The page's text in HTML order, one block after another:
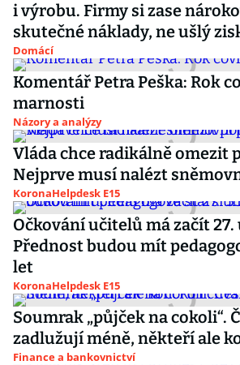
i výrobu. Firmy si zase
skutečné náklady, ne ušlý
Domácí
Komentář Petra Peška: Rok
marnosti
Názory a analýzy
Vláda chce radikálně omezit
Nejprve musí nalézt
KoronaHelpdesk E15
Očkování učitelů má začít 27.
Přednost budou mít
let
KoronaHelpdesk E15
Soumrak „půjček na cokoli“.
zadlužují méně, někteří ale
Finance a bankovnictví